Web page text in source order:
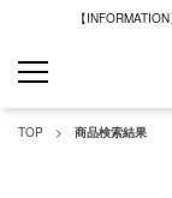
【
TOP 商品検索結果